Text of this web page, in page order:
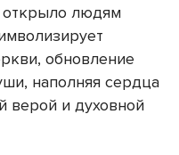
открыло людям
обновление
наполняя сердца
верой и духовной